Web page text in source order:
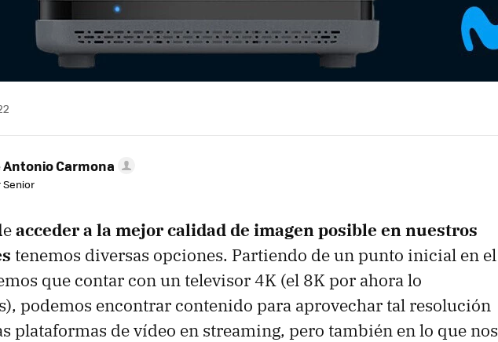
Antonio Carmona
Senior
acceder a la mejor calidad de imagen posible en nuestros
tenemos diversas opciones. Partiendo de un punto inicial en el
que contar con un televisor 4K (el 8K por ahora lo
podemos encontrar contenido para aprovechar tal resolución
plataformas de vídeo en streaming, pero también en lo que nos